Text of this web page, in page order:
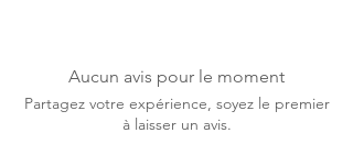
30°C. Pas de sèche-linge.
Aucun avis pour le moment
Partagez votre expérience, soyez le premier
à laisser un avis.